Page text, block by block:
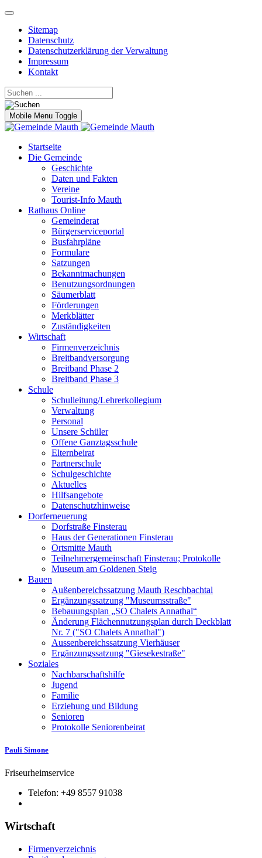
Sitemap
Datenschutz
Datenschutzerklärung der Verwaltung
Impressum
Kontakt
Mobile Menu Toggle
Startseite
Die Gemeinde
Geschichte
Daten und Fakten
Vereine
Tourist-Info Mauth
Rathaus Online
Gemeinderat
Bürgerserviceportal
Busfahrpläne
Formulare
Satzungen
Bekanntmachungen
Benutzungsordnungen
Säumerblatt
Förderungen
Merkblätter
Zuständigkeiten
Wirtschaft
Firmenverzeichnis
Breitbandversorgung
Breitband Phase 2
Breitband Phase 3
Schule
Schulleitung/Lehrerkollegium
Verwaltung
Personal
Unsere Schüler
Offene Ganztagsschule
Elternbeirat
Partnerschule
Schulgeschichte
Aktuelles
Hilfsangebote
Datenschutzhinweise
Dorferneuerung
Dorfstraße Finsterau
Haus der Generationen Finsterau
Ortsmitte Mauth
Teilnehmergemeinschaft Finsterau; Protokolle
Museum am Goldenen Steig
Bauen
Außenbereichssatzung Mauth Reschbachtal
Ergänzungssatzung "Museumsstraße"
Bebauungsplan „SO Chalets Annathal“
Änderung Flächennutzungsplan durch Deckblatt
Nr. 7 ("SO Chalets Annathal")
Aussenbereichssatzung Vierhäuser
Ergänzungssatzung "Giesekestraße"
Soziales
Nachbarschaftshilfe
Jugend
Familie
Erziehung und Bildung
Senioren
Protokolle Seniorenbeirat
Pauli Simone
Friseurheimservice
Telefon: +49 8557 91038
Wirtschaft
Firmenverzeichnis